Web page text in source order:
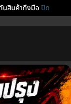
นสินค้าถึงมือปิด